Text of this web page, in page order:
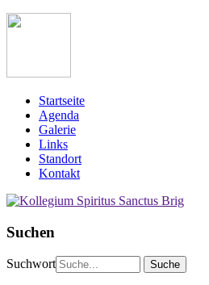
Startseite
Agenda
Galerie
Links
Standort
Kontakt
Suchen
Suchwort